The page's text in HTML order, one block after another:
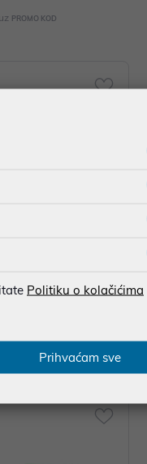
uz PROMO KOD
app, Alexa & Go
Politiku o kolačićima
Prihvaćam sve